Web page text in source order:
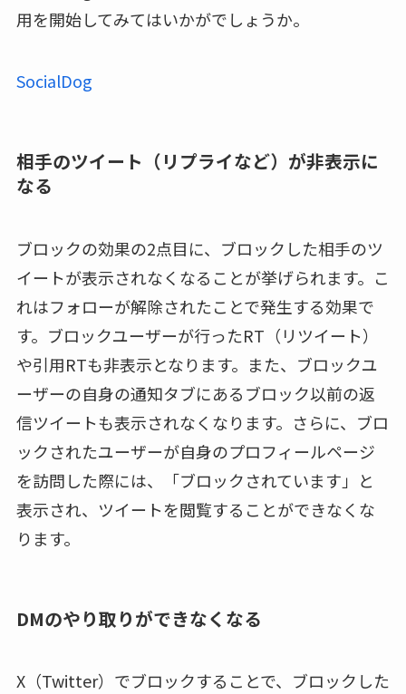
用を開始してみてはいかがでしょうか。
SocialDog
相手のツイート（リプライなど）が非表示に
なる
ブロックの効果の2点目に、ブロックした相手のツ
イートが表示されなくなることが挙げられます。こ
れはフォローが解除されたことで発生する効果で
す。ブロックユーザーが行ったRT（リツイート）
や引用RTも非表示となります。また、ブロックユ
ーザーの自身の通知タブにあるブロック以前の返
信ツイートも表示されなくなります。さらに、ブロ
ックされたユーザーが自身のプロフィールページ
を訪問した際には、「ブロックされています」と
表示され、ツイートを閲覧することができなくな
ります。
DMのやり取りができなくなる
X（Twitter）でブロックすることで、ブロックした